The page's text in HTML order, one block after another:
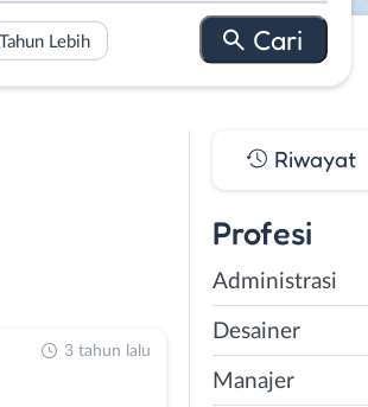
Lebih
3 tahun lalu
Riwayat
Profesi
Administrasi
Desainer
Manajer